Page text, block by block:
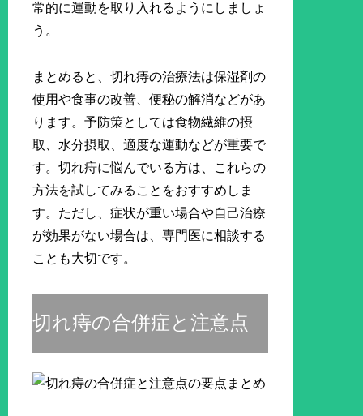
常的に運動を取り入れるようにしましょ
う。
まとめると、切れ痔の治療法は保湿剤の
使用や食事の改善、便秘の解消などがあ
ります。予防策としては食物繊維の摂
取、水分摂取、適度な運動などが重要で
す。切れ痔に悩んでいる方は、これらの
方法を試してみることをおすすめしま
す。ただし、症状が重い場合や自己治療
が効果がない場合は、専門医に相談する
ことも大切です。
切れ痔の合併症と注意点